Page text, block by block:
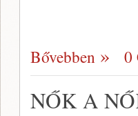
Bővebben 0
NŐK A